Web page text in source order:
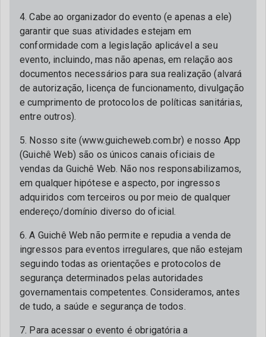
4. Cabe ao organizador do evento (e apenas a ele)
garantir que suas atividades estejam em
conformidade com a legislação aplicável a seu
evento, incluindo, mas não apenas, em relação aos
documentos necessários para sua realização (alvará
de autorização, licença de funcionamento, divulgação
e cumprimento de protocolos de políticas sanitárias,
entre outros).
5. Nosso site (www.guicheweb.com.br) e nosso App
(Guichê Web) são os únicos canais oficiais de
vendas da Guichê Web. Não nos responsabilizamos,
em qualquer hipótese e aspecto, por ingressos
adquiridos com terceiros ou por meio de qualquer
endereço/domínio diverso do oficial.
6. A Guichê Web não permite e repudia a venda de
ingressos para eventos irregulares, que não estejam
seguindo todas as orientações e protocolos de
segurança determinados pelas autoridades
governamentais competentes. Consideramos, antes
de tudo, a saúde e segurança de todos.
7. Para acessar o evento é obrigatória a